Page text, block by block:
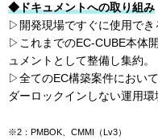
◆ドキュメントへの取り組み
▷開発現場ですぐに使用でき
▷これまでのEC-CUBE本体
ュメントとして整備し集約。
▷全てのEC構築案件におい
ダーロックインしない運用環
※2：PMBOK、CMMI（Lv3）